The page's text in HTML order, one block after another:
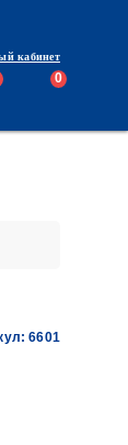
кабинет
0
6601